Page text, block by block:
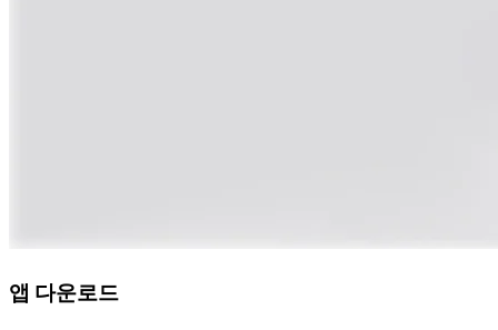
앱 다운로드